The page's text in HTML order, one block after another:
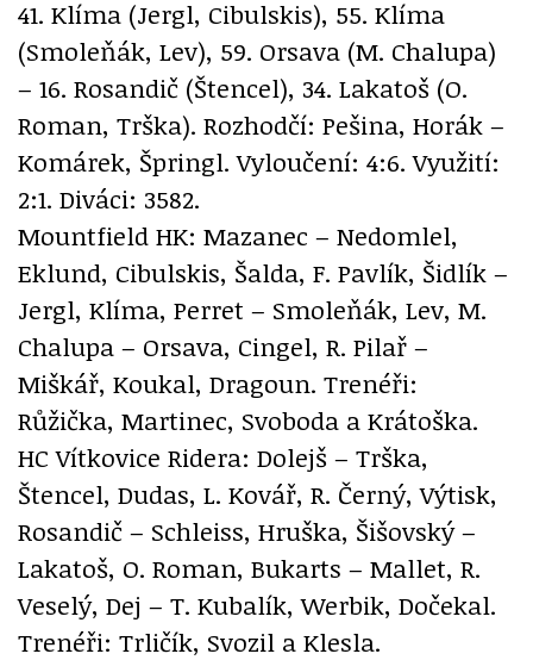
41. Klíma (Jergl, Cibulskis), 55. Klíma
(Smoleňák, Lev), 59. Orsava (M. Chalupa)
– 16. Rosandič (Štencel), 34. Lakatoš (O.
Roman, Trška). Rozhodčí: Pešina, Horák –
Komárek, Špringl. Vyloučení: 4:6. Využití:
2:1. Diváci: 3582.
Mountfield HK: Mazanec – Nedomlel,
Eklund, Cibulskis, Šalda, F. Pavlík, Šidlík –
Jergl, Klíma, Perret – Smoleňák, Lev, M.
Chalupa – Orsava, Cingel, R. Pilař –
Miškář, Koukal, Dragoun. Trenéři:
Růžička, Martinec, Svoboda a Krátoška.
HC Vítkovice Ridera: Dolejš – Trška,
Štencel, Dudas, L. Kovář, R. Černý, Výtisk,
Rosandič – Schleiss, Hruška, Šišovský –
Lakatoš, O. Roman, Bukarts – Mallet, R.
Veselý, Dej – T. Kubalík, Werbik, Dočekal.
Trenéři: Trličík, Svozil a Klesla.